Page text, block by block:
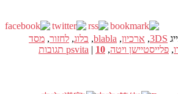
3DS
, ארכיון,
blabla
, בלוג, לחזור, מסד
, פלייסטיישן ויטה,
psvita | 10 תגובות